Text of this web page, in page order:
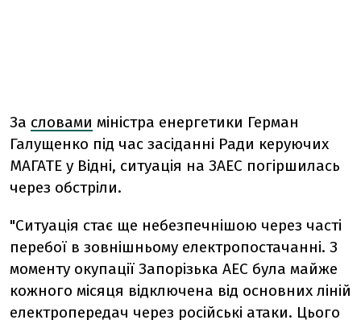
За словами міністра енергетики Герман
Галущенко під час засіданні Ради керуючих
МАГАТЕ у Відні, ситуація на ЗАЕС погіршилась
через обстріли.
"Ситуація стає ще небезпечнішою через часті
перебої в зовнішньому електропостачанні. З
моменту окупації Запорізька АЕС була майже
кожного місяця відключена від основних ліній
електропередач через російські атаки. Цього